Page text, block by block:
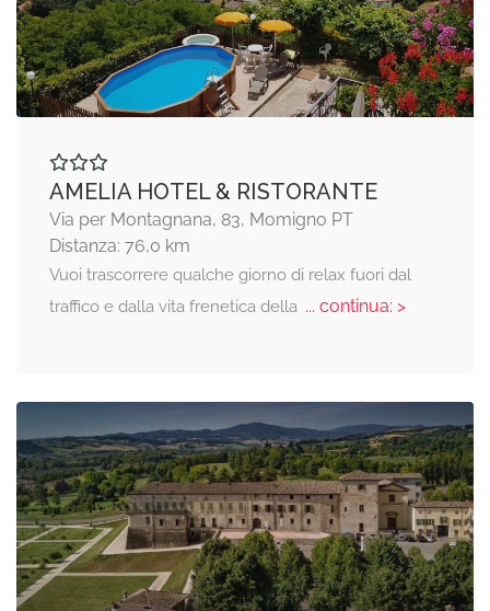
AMELIA HOTEL & RISTORANTE
Via per Montagnana, 83, Momigno PT
Distanza: 76,0 km
Vuoi trascorrere qualche giorno di relax fuori dal
traffico e dalla vita frenetica della... continua: >